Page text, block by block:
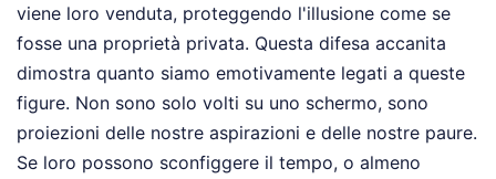
viene loro venduta, proteggendo l'illusione come se
fosse una proprietà privata. Questa difesa accanita
dimostra quanto siamo emotivamente legati a queste
figure. Non sono solo volti su uno schermo, sono
proiezioni delle nostre aspirazioni e delle nostre paure.
Se loro possono sconfiggere il tempo, o almeno